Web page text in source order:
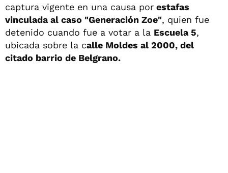
captura vigente en una causa por estafas
vinculada al caso "Generación Zoe", quien fue
detenido cuando fue a votar a la Escuela 5,
ubicada sobre la calle Moldes al 2000, del
citado barrio de Belgrano.